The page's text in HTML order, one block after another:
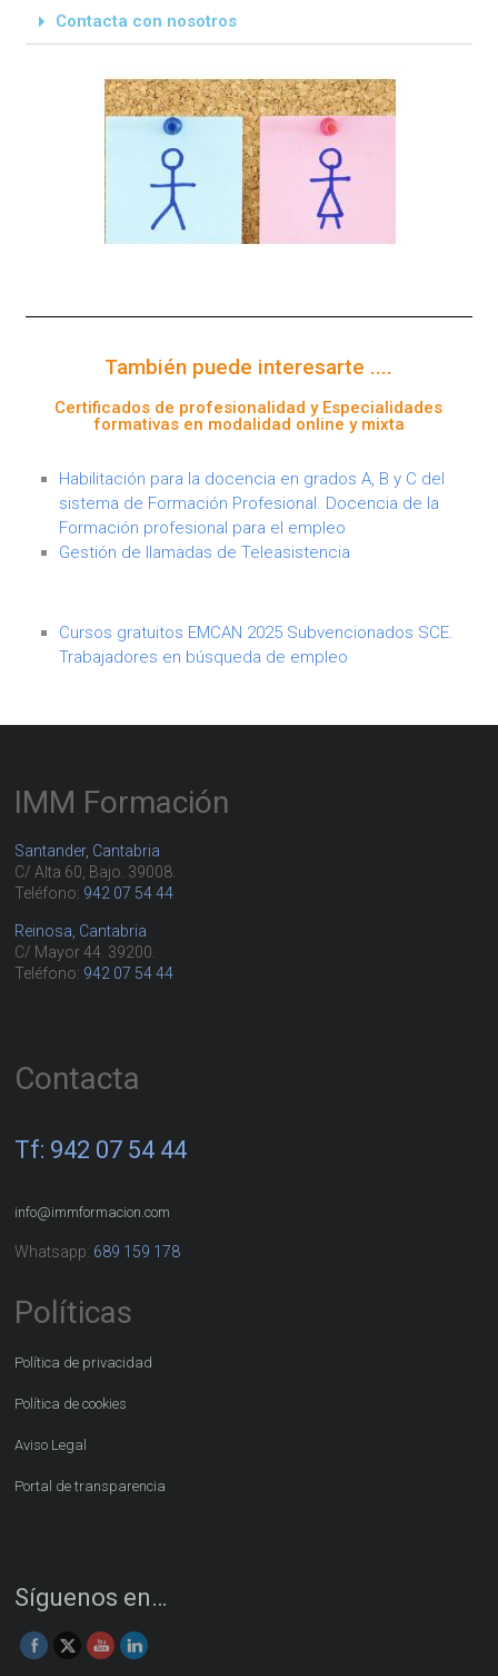
Contacta con nosotros
También puede interesarte ....
Certificados de profesionalidad y Especialidades
formativas en modalidad online y mixta
Habilitación para la docencia en grados A, B y C del
sistema de Formación Profesional. Docencia de la
Formación profesional para el empleo
Gestión de llamadas de Teleasistencia
Cursos gratuitos EMCAN 2025 Subvencionados SCE.
Trabajadores en búsqueda de empleo
IMM Formación
Santander, Cantabria
C/ Alta 60, Bajo. 39008.
Teléfono: 942 07 54 44
Reinosa, Cantabria
C/ Mayor 44. 39200.
Teléfono: 942 07 54 44
Contacta
Tf: 942 07 54 44
info@immformacion.com
Whatsapp: 689 159 178
Políticas
Política de privacidad
Política de cookies
Aviso Legal
Portal de transparencia
Síguenos en…